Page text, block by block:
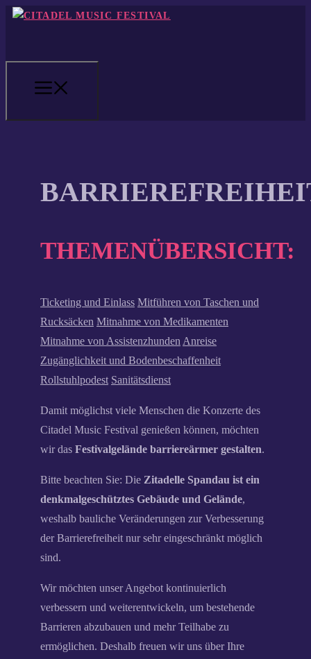
Skip
THEMENÜBERSICHT:
Ticketing und Einlass Mitführen von Taschen und
Rucksäcken Mitnahme von Medikamenten
Mitnahme von AssistenzhundenAnreise
Zugänglichkeit und Bodenbeschaffenheit
Rollstuhlpodest Sanitätsdienst
Damit möglichst viele Menschen die Konzerte des
Citadel Music Festival genießen können, möchten
wir das Festivalgelände barriereärmer gestalten.
Bitte beachten Sie: Die Zitadelle Spandau ist ein
denkmalgeschütztes Gebäude und Gelände,
weshalb bauliche Veränderungen zur Verbesserung
der Barrierefreiheit nur sehr eingeschränkt möglich
sind.
Wir möchten unser Angebot kontinuierlich
verbessern und weiterentwickeln, um bestehende
Barrieren abzubauen und mehr Teilhabe zu
ermöglichen. Deshalb freuen wir uns über Ihre